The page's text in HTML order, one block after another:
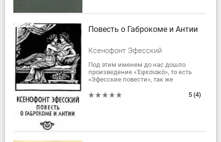
Повесть о Габрокоме и Антии
Ксенофонт Эфесский
Под этим именем до нас дошло
произведение «'Εφεσιακά», то есть
«Эфесские повести», так же
Habrokomen Ephesiaka» («Эфесские
5 (4)